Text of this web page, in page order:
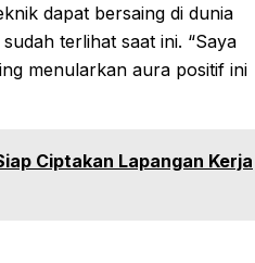
dapat bersaing di dunia
terlihat saat ini. “Saya
menularkan aura positif ini
Ciptakan Lapangan Kerja